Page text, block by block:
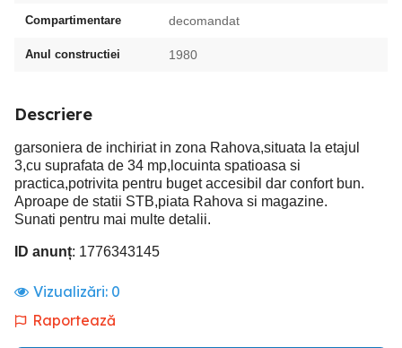
Compartimentare decomandat
Anul constructiei 1980
Descriere
garsoniera de inchiriat in zona Rahova,situata la etajul
3,cu suprafata de 34 mp,locuinta spatioasa si
practica,potrivita pentru buget accesibil dar confort bun.
Aproape de statii STB,piata Rahova si magazine.
Sunati pentru mai multe detalii.
ID anunț: 1776343145
Vizualizări: 0
Raportează